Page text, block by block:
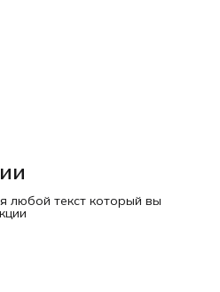
любой текст который вы